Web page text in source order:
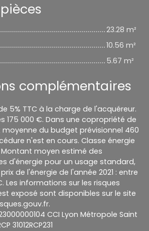
23.28 m²
10.56 m²
5.67 m²
complémentaires
5% TTC à la charge de l'acquéreur.
175 000 €. Dans une copropriété de
du budget prévisionnel 460
n'est en cours. Classe énergie
Montant moyen estimé des
d'énergie pour un usage standard,
de l'énergie de l'année 2021 : entre
Les informations sur les risques
exposé sont disponibles sur le site
CCI Lyon Métropole Saint
31012RCP231